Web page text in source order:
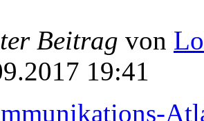
Beitrag von
19:41